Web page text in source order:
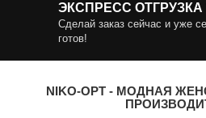
ЭКСПРЕСС
Сделай заказ сейчас и уже
готов!
NIKO-OPT - МОДНАЯ